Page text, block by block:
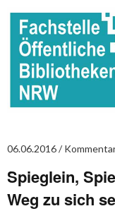
06.06.2016
Spieglein,
Weg zu sich